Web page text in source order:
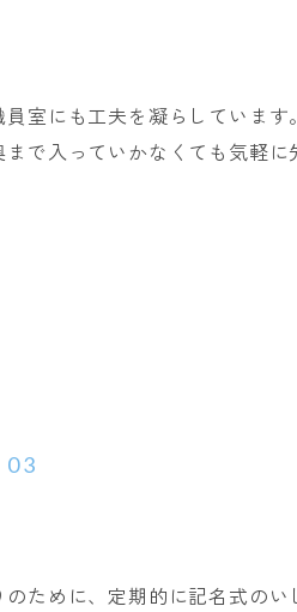
室にも工夫を凝らしています
で入っていかなくても気軽
ために、定期的に記名式の